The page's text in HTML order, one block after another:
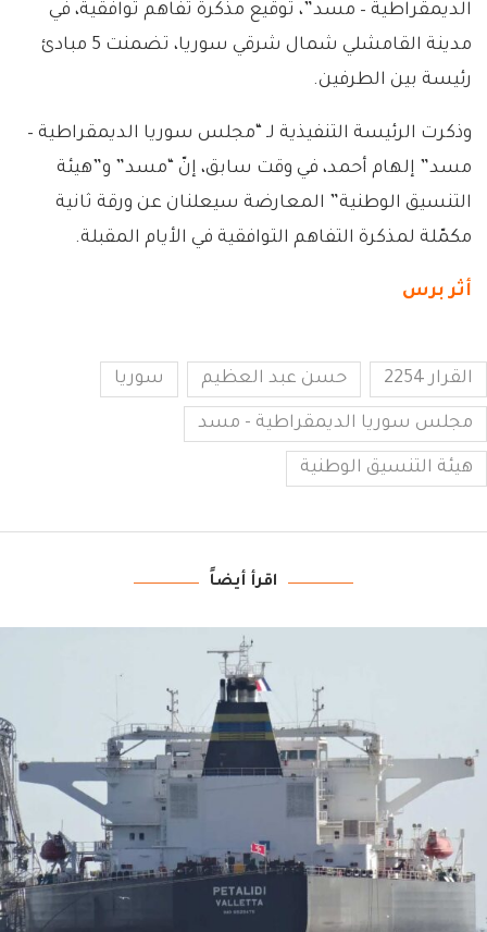
الديمقراطية – مسد”، توقيع مذكرة تفاهم توافقية، في
مدينة القامشلي شمال شرقي سوريا، تضمنت 5 مبادئ
رئيسة بين الطرفين.
وذكرت الرئيسة التنفيذية لـ “مجلس سوريا الديمقراطية –
مسد” إلهام أحمد، في وقت سابق، إنّ “مسد” و”هيئة
التنسيق الوطنية” المعارضة سيعلنان عن ورقة ثانية
مكمّلة لمذكرة التفاهم التوافقية في الأيام المقبلة.
أثر برس
القرار 2254 حسن عبد العظيم سوريا
مجلس سوريا الديمقراطية - مسد
هيئة التنسيق الوطنية
اقرأ أيضاً